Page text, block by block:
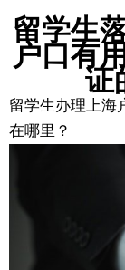
留学生
户口有
证
留学生办理上海
在哪里？